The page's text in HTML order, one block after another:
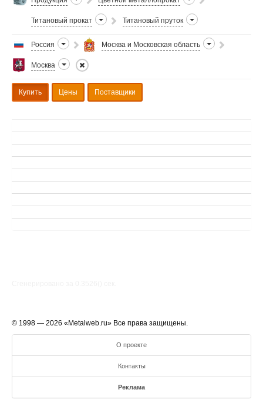
Титановый прокат Титановый пруток
Россия Москва и Московская область
Москва
Купить Цены Поставщики
© 1998 — 2026 «Metalweb.ru» Все права защищены.
О проекте
Контакты
Реклама